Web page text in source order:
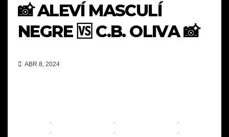
📸 ALEVÍ MASCULÍ
NEGRE 🆚 C.B. OLIVA 📸
ABR 8, 2024